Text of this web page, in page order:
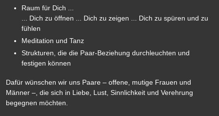
Raum für Dich ...
... Dich zu öffnen ... Dich zu zeigen ... Dich zu spüren und zu
fühlen
Meditation und Tanz
Strukturen, die die Paar-Beziehung durchleuchten und
festigen können
Dafür wünschen wir uns Paare – offene, mutige Frauen und
Männer –, die sich in Liebe, Lust, Sinnlichkeit und Verehrung
begegnen möchten.